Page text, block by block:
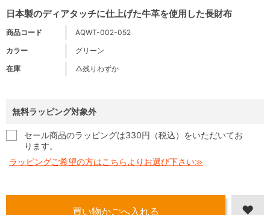
日本製のディアタッチに仕上げた牛革を使用した長財布
商品コード
AQWT-002-052
カラー
グリーン
在庫
△残りわずか
無料ラッピング対象外
セール商品のラッピングは330円（税込）をいただいてお
ります。
ラッピングご希望の方はこちらよりお選び下さい≫